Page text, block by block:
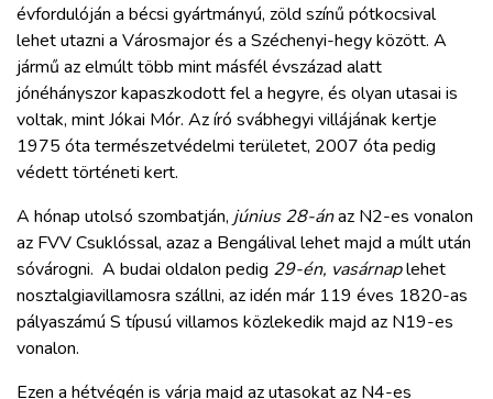
évfordulóján a bécsi gyártmányú, zöld színű pótkocsival
lehet utazni a Városmajor és a Széchenyi-hegy között. A
jármű az elmúlt több mint másfél évszázad alatt
jónéhányszor kapaszkodott fel a hegyre, és olyan utasai is
voltak, mint Jókai Mór. Az író svábhegyi villájának kertje
1975 óta természetvédelmi területet, 2007 óta pedig
védett történeti kert.
A hónap utolsó szombatján, június 28-ánaz N2-es vonalon
az FVV Csuklóssal, azaz a Bengálival lehet majd a múlt után
sóvárogni. A budai oldalon pedig 29-én, vasárnaplehet
nosztalgiavillamosra szállni, az idén már 119 éves 1820-as
pályaszámú S típusú villamos közlekedik majd az N19-es
vonalon.
Ezen a hétvégén is várja majd az utasokat az N4-es